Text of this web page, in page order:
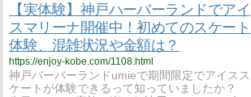
【実体験】神戸ハーバーランドでアイ
スマリーナ開催中！初めてのスケート
体験、混雑状況や金額は？
https://enjoy-kobe.com/1108.html
神戸バーバーランドumieで期間限定でアイスス
ケートが体験できるって知っていましたか？